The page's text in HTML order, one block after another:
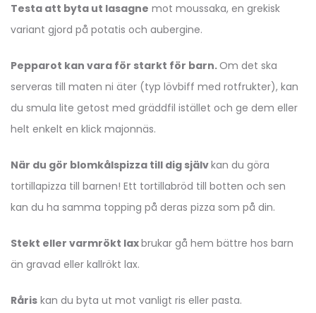
Testa att byta ut lasagne mot moussaka, en grekisk
variant gjord på potatis och aubergine.
Pepparot kan vara för starkt för barn. Om det ska
serveras till maten ni äter (typ lövbiff med rotfrukter), kan
du smula lite getost med gräddfil istället och ge dem eller
helt enkelt en klick majonnäs.
När du gör blomkålspizza till dig självkan du göra
tortillapizza till barnen! Ett tortillabröd till botten och sen
kan du ha samma topping på deras pizza som på din.
Stekt eller varmrökt laxbrukar gå hem bättre hos barn
än gravad eller kallrökt lax.
Råris kan du byta ut mot vanligt ris eller pasta.